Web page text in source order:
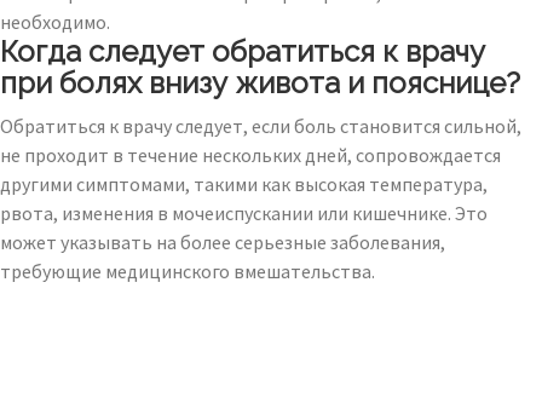
необходимо.
Когда следует обратиться к врачу
при болях внизу живота и пояснице?
Обратиться к врачу следует, если боль становится сильной,
не проходит в течение нескольких дней, сопровождается
другими симптомами, такими как высокая температура,
рвота, изменения в мочеиспускании или кишечнике. Это
может указывать на более серьезные заболевания,
требующие медицинского вмешательства.